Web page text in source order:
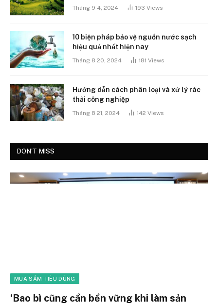
Tháng 9 4, 2024 193 Views
10 biện pháp bảo vệ nguồn nước sạch
hiệu quả nhất hiện nay
Tháng 8 20, 2024 181 Views
Hướng dẫn cách phân loại và xử lý rác
thải công nghiệp
Tháng 8 21, 2024 142 Views
DON'T MISS
MUA SẮM TIÊU DÙNG
‘Bao bì cũng cần bền vững khi làm sản